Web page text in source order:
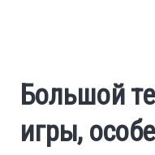
USA
Большой
игры,